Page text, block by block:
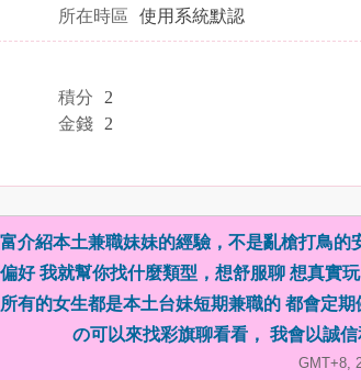
所在時區 使用系統默認
積分
2
金錢
2
介紹本土兼職妹妹的經驗，不是亂槍打鳥
好 我就幫你找什麼類型，想舒服聊 想真實
有的女生都是本土台妹短期兼職的 都會定
の可以來找彩旗聊看看， 我會以誠
GMT+8,